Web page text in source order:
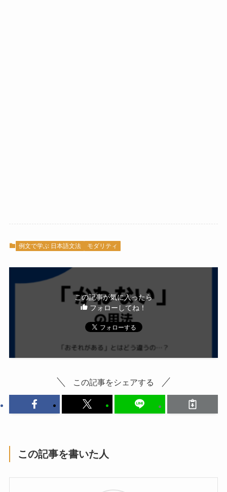
例文で学ぶ 日本語文法 モダリティ
この記事が気に入ったら
フォローしてね！
この記事をシェアする
この記事を書いた人